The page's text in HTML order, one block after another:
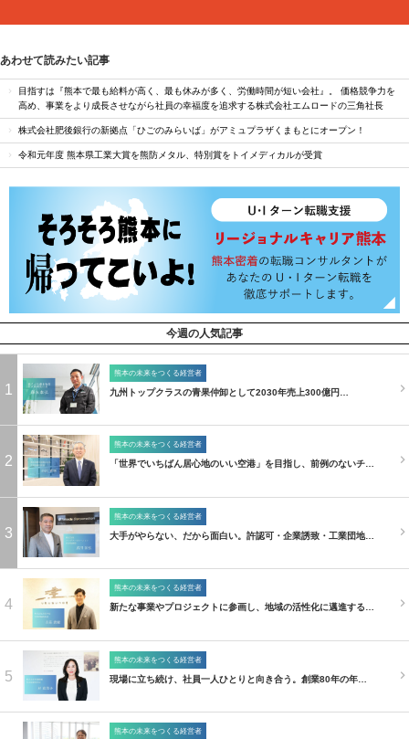
あわせて読みたい記事
目指すは『熊本で最も給料が高く、最も休みが多く、労働時間が短い会社』。 価格競争力を
高め、事業をより成長させながら社員の幸福度を追求する株式会社エムロードの三角社長
株式会社肥後銀行の新拠点「ひごのみらいば」がアミュプラザくまもとにオープン！
令和元年度 熊本県工業大賞を熊防メタル、特別賞をトイメディカルが受賞
今週の人気記事
1
熊本の未来をつくる経営者
九州トップクラスの青果仲卸として2030年売上300億円…
2
熊本の未来をつくる経営者
「世界でいちばん居心地のいい空港」を目指し、前例のないチ…
3
熊本の未来をつくる経営者
大手がやらない、だから面白い。許認可・企業誘致・工業団地…
4
熊本の未来をつくる経営者
新たな事業やプロジェクトに参画し、地域の活性化に邁進する…
5
熊本の未来をつくる経営者
現場に立ち続け、社員一人ひとりと向き合う。創業80年の年…
熊本の未来をつくる経営者